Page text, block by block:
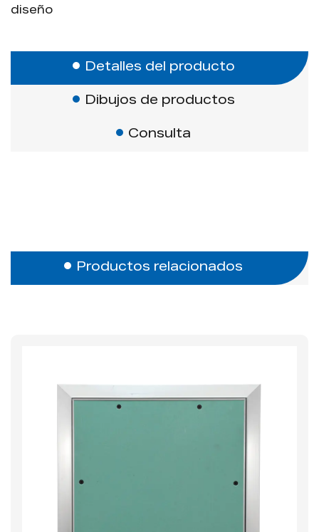
diseño
Detalles del producto
Dibujos de productos
Consulta
Productos relacionados